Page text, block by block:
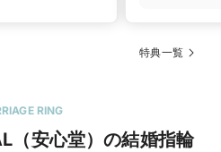
特典一覧
RING
（安心堂）の結婚指輪